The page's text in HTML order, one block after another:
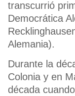
transcurrió
Democrática
Alemania).
Durante la
Colonia y en
década